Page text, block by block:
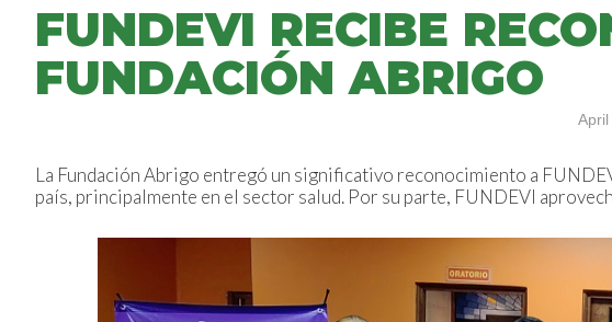
FUNDEVI RECIBE
FUNDACIÓN ABRIGO
La Fundación Abrigo entregó un significativo reconocimiento a
país, principalmente en el sector salud. Por su parte, FUNDEVI